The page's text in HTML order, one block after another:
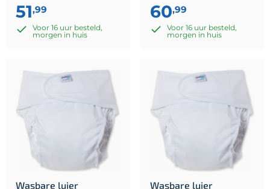
51,99
Voor 16 uur besteld,
morgen in huis
60,99
Voor 16 uur besteld,
morgen in huis
Wasbare luier
Wasbare luier